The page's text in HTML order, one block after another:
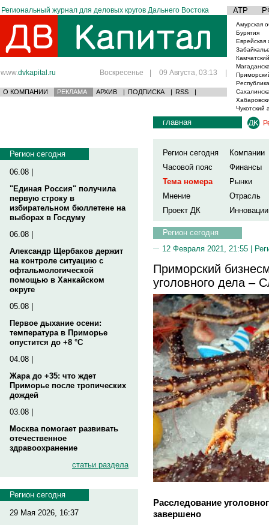
Региональный журнал для деловых кругов Дальнего Востока АТР
www.dvkapital.ru Воскресенье | 09 Августа, 03:13 |
О КОМПАНИИ РЕКЛАМА АРХИВ | ПОДПИСКА | RSS |
Амурская
Бурятия
Еврейская
Чукотский
Регион сегодня
06.08 |
"Единая Россия" получила
первую строку в
избирательном бюллетене на
выборах в Госдуму
06.08 |
Александр Щербаков держит
на контроле ситуацию с
офтальмологической
помощью в Ханкайском
округе
05.08 |
Первое дыхание осени:
температура в Приморье
опустится до +8 °C
04.08 |
Жара до +35: что ждет
Приморье после тропических
дождей
03.08 |
Москва помогает развивать
отечественное
здравоохранение
статьи раздела
Регион сегодня
29 Мая 2026, 16:37
главная
Регион сегодня
Компании
Часовой пояс
Финансы
Тема номера
Рынки
Мнение
Отрасль
Проект ДК
Инновации
Регион сегодня
12 Февраля 2021, 21:55 |
Приморский
уголовного дела –
Расследование
завершено